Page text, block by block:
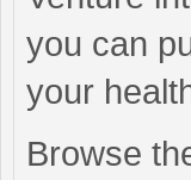
you can
your
Browse